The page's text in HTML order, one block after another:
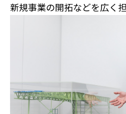
新規事業の開拓などを広く